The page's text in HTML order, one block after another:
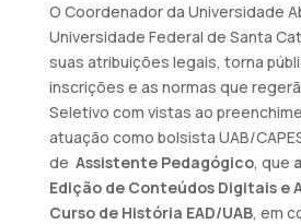
O Coordenador da Universidade
Universidade Federal de Santa
suas atribuições legais, torna
inscrições e as normas que
Seletivo com vistas ao
atuação como bolsista UAB/
de Assistente Pedagógico, que
Edição de Conteúdos Digitais e
Curso de História EAD/UAB, em